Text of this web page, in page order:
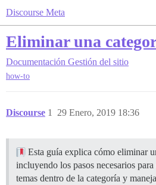
Discourse Meta
Eliminar una
Documentación Gestión del sitio
how-to
Discourse 29 Enero, 2019 18:36
1
Esta guía explica cómo eliminar
incluyendo los pasos necesarios
temas dentro de la categoría y